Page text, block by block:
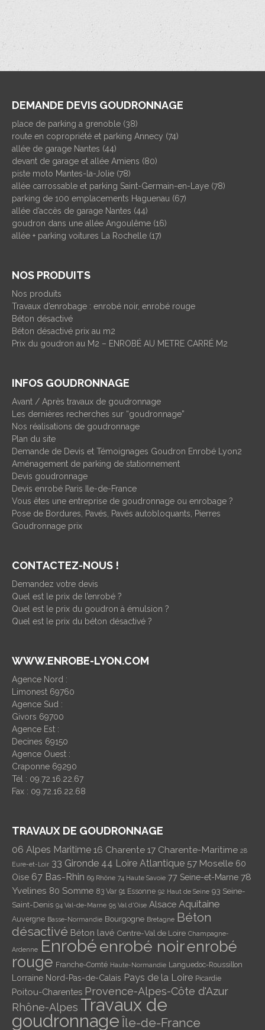
DEMANDE DEVIS GOUDRONNAGE
place de parking a grenoble (38)
route en copropriété et parking Annecy (74)
allée de garage Nantes (44)
devant de garage et allée Amiens (80)
piste moto Mantes-la-Jolie (78)
allée carrossable et parking Saint-Germain-en-Laye (78)
parking de 100 emplacements Haguenau (67)
allée d’accès de garage Nantes (44)
goudron dans une allée Angoulême (16)
allée + parking voitures La Rochelle (17)
NOS PRODUITS
Nos produits
Travaux d’enrobage : enrobé noir, enrobé rouge
Béton désactivé
Béton désactivé prix au m2
Prix du goudron au M2 – ENROBÉ AU METRE CARRÉ M2
INFOS GOUDRONNAGE
Avant / Après travaux de goudronnage
Les dernières recherches sur “goudronnage”
Nos réalisations de goudronnage
Plan du site
Demande de Devis et Témoignages Goudron Enrobé Lyon2
Aménagement de parking de stationnement
Devis goudronnage
Devis enrobé Paris Ile-de-France
Vous êtes une entreprise de goudronnage ou enrobage ?
Pose de Bordures, Pavés, Pavés autobloquants, Pierres
Goudronnage prix
CONTACTEZ-NOUS !
Demandez votre devis
Quel est le prix de l’enrobé ?
Quel est le prix du goudron à émulsion ?
Quel est le prix du béton désactivé ?
WWW.ENROBE-LYON.COM
Agence Nord :
Limonest 69760
Agence Sud :
Givors 69700
Agence Est :
Decines 69150
Agence Ouest :
Craponne 69290
Tél : 09.72.16.22.67
Fax : 09.72.16.22.68
TRAVAUX DE GOUDRONNAGE
06 Alpes Maritime 16 Charente 17 Charente-Maritime 28
Eure-et-Loir 33 Gironde 44 Loire Atlantique 57 Moselle 60
Oise 67 Bas-Rhin 69 Rhône 74 Haute Savoie 77 Seine-et-Marne 78
Yvelines 80 Somme 83 Var 91 Essonne 92 Haut de Seine 93 Seine-
Saint-Denis 94 Val-de-Marne 95 Val d'Oise Alsace Aquitaine
Auvergne Basse-Normandie Bourgogne Bretagne Béton
désactivé Béton lavé Centre-Val de Loire Champagne-
Ardenne Enrobéenrobé noirenrobé
rouge Franche-Comté Haute-Normandie Languedoc-Roussillon
Lorraine Nord-Pas-de-Calais Pays de la Loire Picardie
Poitou-Charentes Provence-Alpes-Côte d'Azur
Rhône-Alpes Travaux de
goudronnage Île-de-France